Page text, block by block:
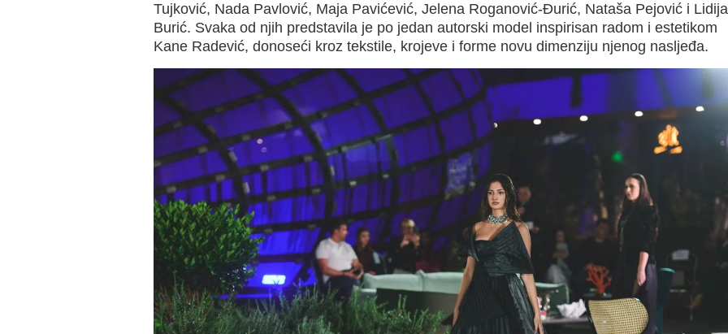
Tujković, Nada Pavlović, Maja Pavićević, Jelena Roganović-Đurić, Nataša Pejović i Lidija
Burić. Svaka od njih predstavila je po jedan autorski model inspirisan radom i estetikom
Kane Radević, donoseći kroz tekstile, krojeve i forme novu dimenziju njenog nasljeđa.